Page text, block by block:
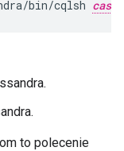
bin/cqlsh
to polecenie